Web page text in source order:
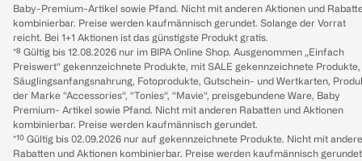
Baby-Premium-Artikel sowie Pfand. Nicht mit anderen Aktionen und
kombinierbar. Preise werden kaufmännisch gerundet. Solange der Vorrat
reicht. Bei 1+1 Aktionen ist das günstigste Produkt gratis.
*⁸ Gültig bis 12.08.2026 nur im BIPA Online Shop. Ausgenommen „Einfach
Preiswert“ gekennzeichnete Produkte, mit SALE gekennzeichnete Produkte,
Säuglingsanfangsnahrung, Fotoprodukte, Gutschein- und Wertkarten,
der Marke “Accessories“, “Tonies“, “Mavie“, preisgebundene Ware, Baby
Premium- Artikel sowie Pfand. Nicht mit anderen Rabatten und Aktionen
kombinierbar. Preise werden kaufmännisch gerundet.
*¹⁰ Gültig bis 02.09.2026 nur auf gekennzeichnete Produkte. Nicht mit
Rabatten und Aktionen kombinierbar. Preise werden kaufmännisch